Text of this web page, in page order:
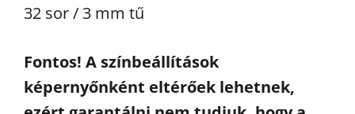
32 sor / 3 mm tű
Fontos! A színbeállítások
képernyőnként eltérőek lehetnek,